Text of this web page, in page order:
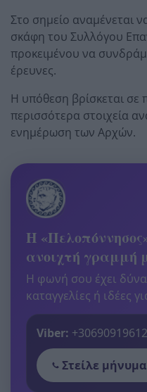
Στο σημείο αναμένεται
σκάφη του Συλλόγου
προκειμένου να
έρευνες.
Η υπόθεση βρίσκεται σε
περισσότερα στοιχεία
ενημέρωση των Αρχών.
Η
ανοιχτή γραμμή
Η φωνή σου έχει
καταγγελίες ή ιδέες
Viber:
Στείλε